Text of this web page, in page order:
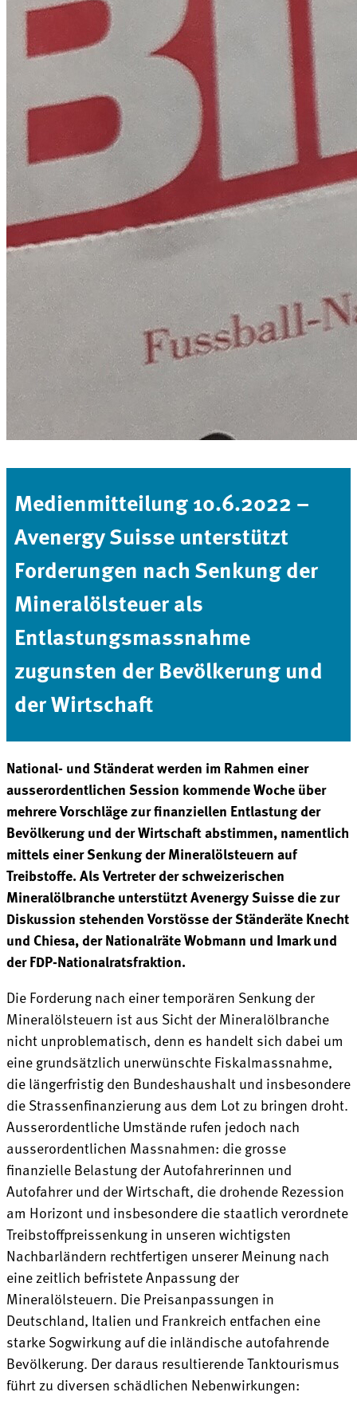
Medienmitteilung 10.6.2022 –
Avenergy Suisse unterstützt
Forderungen nach Senkung der
Mineralölsteuer als
Entlastungsmassnahme
zugunsten der Bevölkerung und
der Wirtschaft
National- und Ständerat werden im Rahmen einer
ausserordentlichen Session kommende Woche über
mehrere Vorschläge zur finanziellen Entlastung der
Bevölkerung und der Wirtschaft abstimmen, namentlich
mittels einer Senkung der Mineralölsteuern auf
Treibstoffe. Als Vertreter der schweizerischen
Mineralölbranche unterstützt Avenergy Suisse die zur
Diskussion stehenden Vorstösse der Ständeräte Knecht
und Chiesa, der Nationalräte Wobmann und Imark und
der FDP-Nationalratsfraktion.
Die Forderung nach einer temporären Senkung der
Mineralölsteuern ist aus Sicht der Mineralölbranche
nicht unproblematisch, denn es handelt sich dabei um
eine grundsätzlich unerwünschte Fiskalmassnahme,
die längerfristig den Bundeshaushalt und insbesondere
die Strassenfinanzierung aus dem Lot zu bringen droht.
Ausserordentliche Umstände rufen jedoch nach
ausserordentlichen Massnahmen: die grosse
finanzielle Belastung der Autofahrerinnen und
Autofahrer und der Wirtschaft, die drohende Rezession
am Horizont und insbesondere die staatlich verordnete
Treibstoffpreissenkung in unseren wichtigsten
Nachbarländern rechtfertigen unserer Meinung nach
eine zeitlich befristete Anpassung der
Mineralölsteuern. Die Preisanpassungen in
Deutschland, Italien und Frankreich entfachen eine
starke Sogwirkung auf die inländische autofahrende
Bevölkerung. Der daraus resultierende Tanktourismus
führt zu diversen schädlichen Nebenwirkungen: